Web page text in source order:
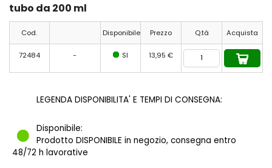
tubo da 200 ml
Cod. Disponibile Prezzo Q.tà Acquista
72484 - SI 13,95 €
LEGENDA DISPONIBILITA' E TEMPI DI CONSEGNA:
Disponibile:
Prodotto DISPONIBILE in negozio, consegna entro
48/72 h lavorative